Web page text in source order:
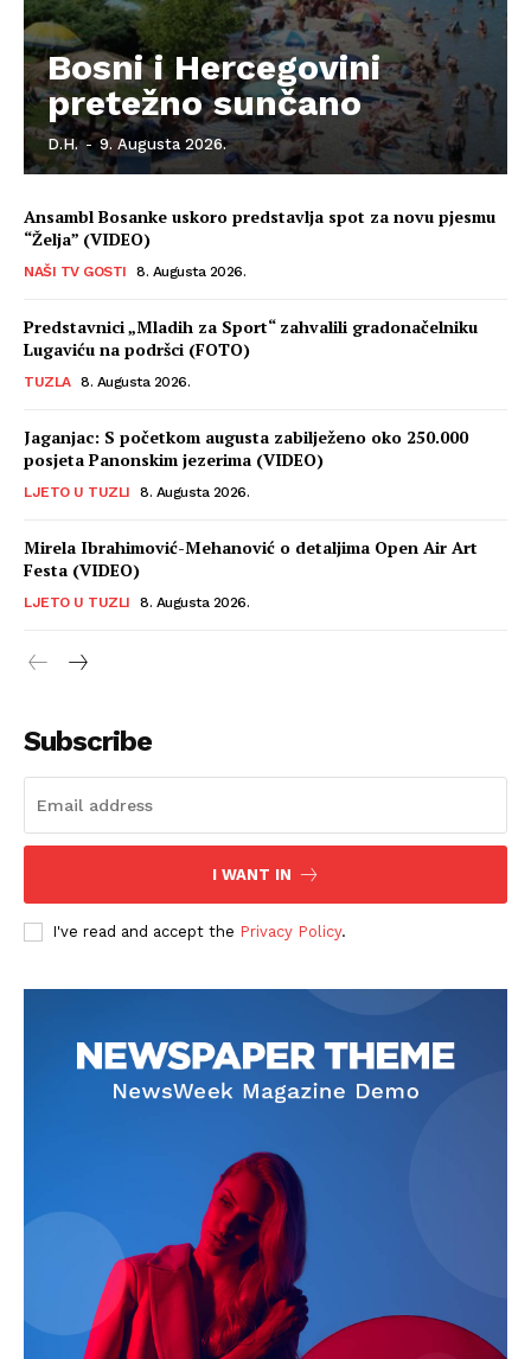
Info
Bosni i Hercegovini
pretežno sunčano
D.H. - 9. Augusta 2026.
Ansambl Bosanke uskoro predstavlja spot za novu pjesmu
“Želja” (VIDEO)
NAŠI TV GOSTI 8. Augusta 2026.
Predstavnici „Mladih za Sport“ zahvalili gradonačelniku
Lugaviću na podršci (FOTO)
TUZLA 8. Augusta 2026.
Jaganjac: S početkom augusta zabilježeno oko 250.000
posjeta Panonskim jezerima (VIDEO)
LJETO U TUZLI 8. Augusta 2026.
Mirela Ibrahimović-Mehanović o detaljima Open Air Art
Festa (VIDEO)
LJETO U TUZLI 8. Augusta 2026.
Subscribe
I WANT IN
I've read and accept the Privacy Policy.